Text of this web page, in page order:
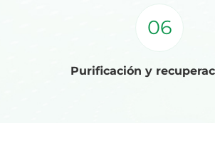
06
Purificación y